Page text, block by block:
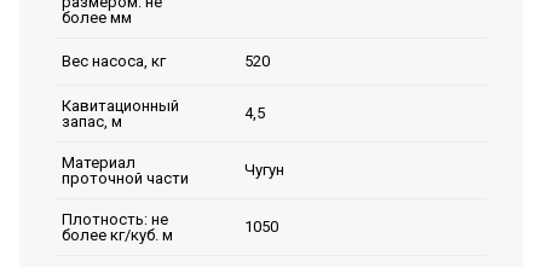
более мм
Вес насоса, кг 520
Кавитационный
запас, м
4,5
Материал
проточной части
Чугун
Плотность: не
более кг/куб. м
1050